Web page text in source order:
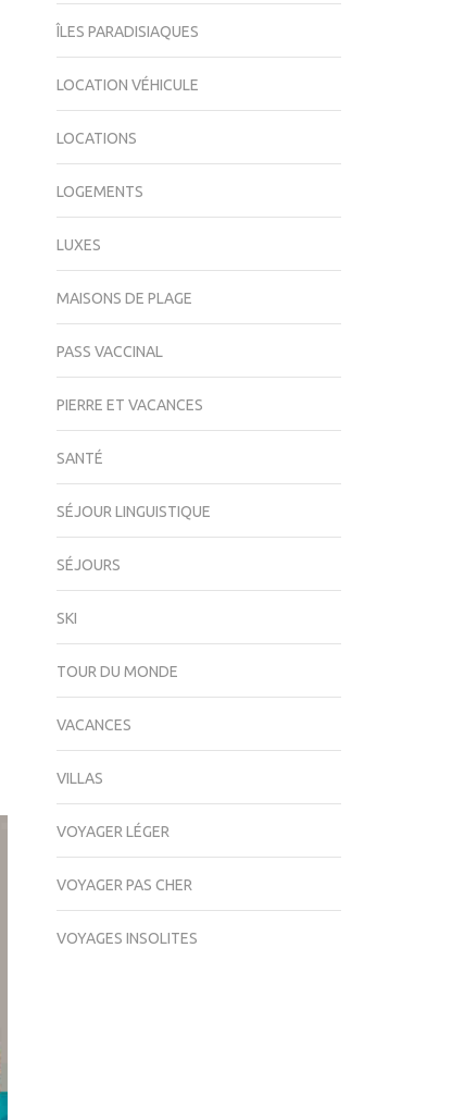
ÎLES PARADISIAQUES
LOCATION VÉHICULE
LOCATIONS
LOGEMENTS
LUXES
MAISONS DE PLAGE
PASS VACCINAL
PIERRE ET VACANCES
SANTÉ
SÉJOUR LINGUISTIQUE
SÉJOURS
SKI
TOUR DU MONDE
VACANCES
VILLAS
VOYAGER LÉGER
VOYAGER PAS CHER
VOYAGES INSOLITES